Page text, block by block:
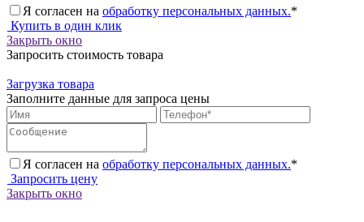
Я согласен на обработку персональных данных.*
Купить в один клик
Закрыть окно
Запросить стоимость товара
Загрузка товара
Заполните данные для запроса цены
Я согласен на обработку персональных данных.*
Запросить цену
Закрыть окно